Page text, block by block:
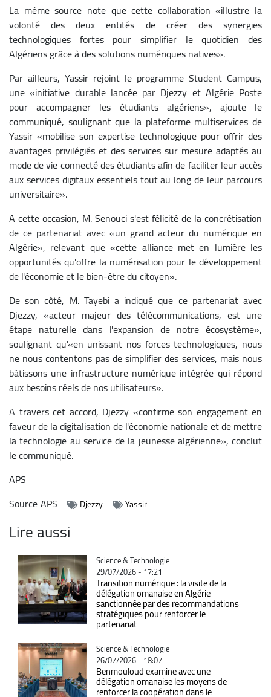
La même source note que cette collaboration «illustre la
volonté des deux entités de créer des synergies
technologiques fortes pour simplifier le quotidien des
Algériens grâce à des solutions numériques natives».
Par ailleurs, Yassir rejoint le programme Student Campus,
une «initiative durable lancée par Djezzy et Algérie Poste
pour accompagner les étudiants algériens», ajoute le
communiqué, soulignant que la plateforme multiservices de
Yassir «mobilise son expertise technologique pour offrir des
avantages privilégiés et des services sur mesure adaptés au
mode de vie connecté des étudiants afin de faciliter leur accès
aux services digitaux essentiels tout au long de leur parcours
universitaire».
A cette occasion, M. Senouci s'est félicité de la concrétisation
de ce partenariat avec «un grand acteur du numérique en
Algérie», relevant que «cette alliance met en lumière les
opportunités qu'offre la numérisation pour le développement
de l'économie et le bien-être du citoyen».
De son côté, M. Tayebi a indiqué que ce partenariat avec
Djezzy, «acteur majeur des télécommunications, est une
étape naturelle dans l'expansion de notre écosystème»,
soulignant qu'«en unissant nos forces technologiques, nous
ne nous contentons pas de simplifier des services, mais nous
bâtissons une infrastructure numérique intégrée qui répond
aux besoins réels de nos utilisateurs».
A travers cet accord, Djezzy «confirme son engagement en
faveur de la digitalisation de l'économie nationale et de mettre
la technologie au service de la jeunesse algérienne», conclut
le communiqué.
APS
SourceAPS Djezzy Yassir
Lire aussi
Catégorie
Science & Technologie
29/07/2026 - 17:21
Transition numérique : la visite de la
délégation omanaise en Algérie
sanctionnée par des recommandations
stratégiques pour renforcer le
partenariat
Catégorie
Science & Technologie
26/07/2026 - 18:07
Benmouloud examine avec une
délégation omanaise les moyens de
renforcer la coopération dans le